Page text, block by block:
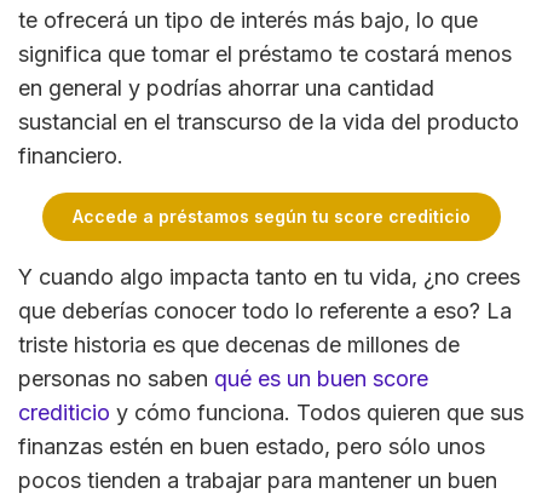
te ofrecerá un tipo de interés más bajo, lo que
significa que tomar el préstamo te costará menos
en general y podrías ahorrar una cantidad
sustancial en el transcurso de la vida del producto
financiero.
Accede a préstamos según tu score crediticio
Y cuando algo impacta tanto en tu vida, ¿no crees
que deberías conocer todo lo referente a eso? La
triste historia es que decenas de millones de
personas no saben qué es un buen score
crediticio y cómo funciona. Todos quieren que sus
finanzas estén en buen estado, pero sólo unos
pocos tienden a trabajar para mantener un buen